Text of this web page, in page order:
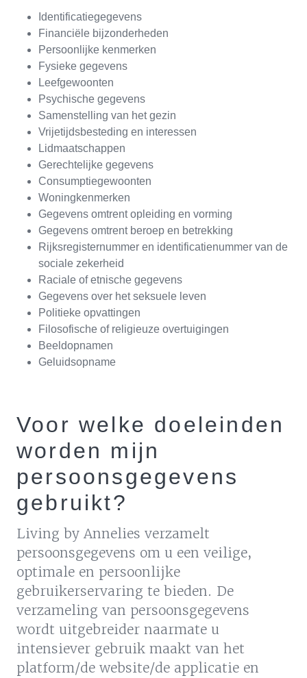
Identificatiegegevens
Financiële bijzonderheden
Persoonlijke kenmerken
Fysieke gegevens
Leefgewoonten
Psychische gegevens
Samenstelling van het gezin
Vrijetijdsbesteding en interessen
Lidmaatschappen
Gerechtelijke gegevens
Consumptiegewoonten
Woningkenmerken
Gegevens omtrent opleiding en vorming
Gegevens omtrent beroep en betrekking
Rijksregisternummer en identificatienummer van de
sociale zekerheid
Raciale of etnische gegevens
Gegevens over het seksuele leven
Politieke opvattingen
Filosofische of religieuze overtuigingen
Beeldopnamen
Geluidsopname
Voor welke doeleinden
worden mijn
persoonsgegevens
gebruikt?
Living by Annelies verzamelt
persoonsgegevens om u een veilige,
optimale en persoonlijke
gebruikerservaring te bieden. De
verzameling van persoonsgegevens
wordt uitgebreider naarmate u
intensiever gebruik maakt van het
platform/de website/de applicatie en